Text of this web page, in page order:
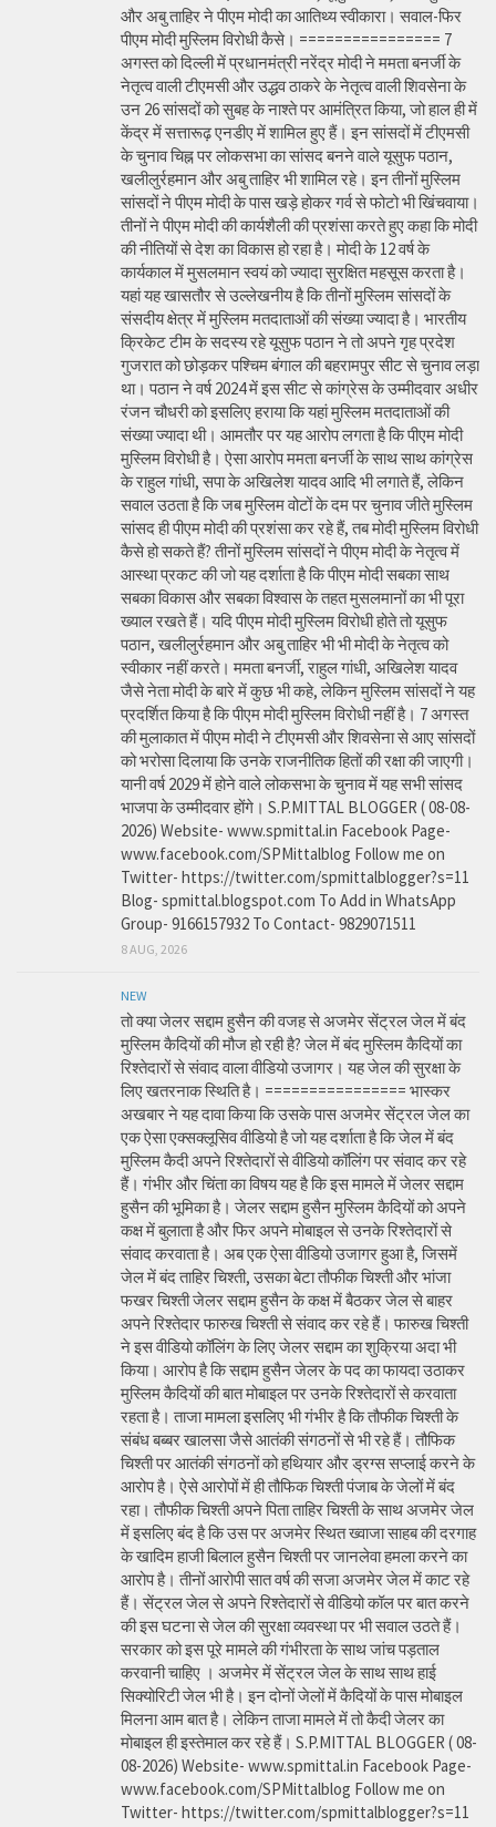
और अबु ताहिर ने पीएम मोदी का आतिथ्य स्वीकारा। सवाल-फिर
पीएम मोदी मुस्लिम विरोधी कैसे। ================ 7
अगस्त को दिल्ली में प्रधानमंत्री नरेंद्र मोदी ने ममता बनर्जी के
नेतृत्व वाली टीएमसी और उद्धव ठाकरे के नेतृत्व वाली शिवसेना के
उन 26 सांसदों को सुबह के नाश्ते पर आमंत्रित किया, जो हाल ही में
केंद्र में सत्तारूढ़ एनडीए में शामिल हुए हैं। इन सांसदों में टीएमसी
के चुनाव चिह्न पर लोकसभा का सांसद बनने वाले यूसुफ पठान,
खलीलुर्रहमान और अबु ताहिर भी शामिल रहे। इन तीनों मुस्लिम
सांसदों ने पीएम मोदी के पास खड़े होकर गर्व से फोटो भी खिंचवाया।
तीनों ने पीएम मोदी की कार्यशैली की प्रशंसा करते हुए कहा कि मोदी
की नीतियों से देश का विकास हो रहा है। मोदी के 12 वर्ष के
कार्यकाल में मुसलमान स्वयं को ज्यादा सुरक्षित महसूस करता है।
यहां यह खासतौर से उल्लेखनीय है कि तीनों मुस्लिम सांसदों के
संसदीय क्षेत्र में मुस्लिम मतदाताओं की संख्या ज्यादा है। भारतीय
क्रिकेट टीम के सदस्य रहे यूसुफ पठान ने तो अपने गृह प्रदेश
गुजरात को छोड़कर पश्चिम बंगाल की बहरामपुर सीट से चुनाव लड़ा
था। पठान ने वर्ष 2024 में इस सीट से कांग्रेस के उम्मीदवार अधीर
रंजन चौधरी को इसलिए हराया कि यहां मुस्लिम मतदाताओं की
संख्या ज्यादा थी। आमतौर पर यह आरोप लगता है कि पीएम मोदी
मुस्लिम विरोधी है। ऐसा आरोप ममता बनर्जी के साथ साथ कांग्रेस
के राहुल गांधी, सपा के अखिलेश यादव आदि भी लगाते हैं, लेकिन
सवाल उठता है कि जब मुस्लिम वोटों के दम पर चुनाव जीते मुस्लिम
सांसद ही पीएम मोदी की प्रशंसा कर रहे हैं, तब मोदी मुस्लिम विरोधी
कैसे हो सकते हैं? तीनों मुस्लिम सांसदों ने पीएम मोदी के नेतृत्व में
आस्था प्रकट की जो यह दर्शाता है कि पीएम मोदी सबका साथ
सबका विकास और सबका विश्वास के तहत मुसलमानों का भी पूरा
ख्याल रखते हैं। यदि पीएम मोदी मुस्लिम विरोधी होते तो यूसुफ
पठान, खलीलुर्रहमान और अबु ताहिर भी भी मोदी के नेतृत्व को
स्वीकार नहीं करते। ममता बनर्जी, राहुल गांधी, अखिलेश यादव
जैसे नेता मोदी के बारे में कुछ भी कहे, लेकिन मुस्लिम सांसदों ने यह
प्रदर्शित किया है कि पीएम मोदी मुस्लिम विरोधी नहीं है। 7 अगस्त
की मुलाकात में पीएम मोदी ने टीएमसी और शिवसेना से आए सांसदों
को भरोसा दिलाया कि उनके राजनीतिक हितों की रक्षा की जाएगी।
यानी वर्ष 2029 में होने वाले लोकसभा के चुनाव में यह सभी सांसद
भाजपा के उम्मीदवार होंगे। S.P.MITTAL BLOGGER ( 08-08-
2026) Website- www.spmittal.in Facebook Page-
www.facebook.com/SPMittalblog Follow me on
Twitter- https://twitter.com/spmittalblogger?s=11
Blog- spmittal.blogspot.com To Add in WhatsApp
Group- 9166157932 To Contact- 9829071511
8 AUG, 2026
NEW
तो क्या जेलर सद्दाम हुसैन की वजह से अजमेर सेंट्रल जेल में बंद
मुस्लिम कैदियों की मौज हो रही है? जेल में बंद मुस्लिम कैदियों का
रिश्तेदारों से संवाद वाला वीडियो उजागर। यह जेल की सुरक्षा के
लिए खतरनाक स्थिति है। ================ भास्कर
अखबार ने यह दावा किया कि उसके पास अजमेर सेंट्रल जेल का
एक ऐसा एक्सक्लूसिव वीडियो है जो यह दर्शाता है कि जेल में बंद
मुस्लिम कैदी अपने रिश्तेदारों से वीडियो कॉलिंग पर संवाद कर रहे
हैं। गंभीर और चिंता का विषय यह है कि इस मामले में जेलर सद्दाम
हुसैन की भूमिका है। जेलर सद्दाम हुसैन मुस्लिम कैदियों को अपने
कक्ष में बुलाता है और फिर अपने मोबाइल से उनके रिश्तेदारों से
संवाद करवाता है। अब एक ऐसा वीडियो उजागर हुआ है, जिसमें
जेल में बंद ताहिर चिश्ती, उसका बेटा तौफीक चिश्ती और भांजा
फखर चिश्ती जेलर सद्दाम हुसैन के कक्ष में बैठकर जेल से बाहर
अपने रिश्तेदार फारुख चिश्ती से संवाद कर रहे हैं। फारुख चिश्ती
ने इस वीडियो कॉलिंग के लिए जेलर सद्दाम का शुक्रिया अदा भी
किया। आरोप है कि सद्दाम हुसैन जेलर के पद का फायदा उठाकर
मुस्लिम कैदियों की बात मोबाइल पर उनके रिश्तेदारों से करवाता
रहता है। ताजा मामला इसलिए भी गंभीर है कि तौफीक चिश्ती के
संबंध बब्बर खालसा जैसे आतंकी संगठनों से भी रहे हैं। तौफिक
चिश्ती पर आतंकी संगठनों को हथियार और ड्रग्स सप्लाई करने के
आरोप है। ऐसे आरोपों में ही तौफिक चिश्ती पंजाब के जेलों में बंद
रहा। तौफीक चिश्ती अपने पिता ताहिर चिश्ती के साथ अजमेर जेल
में इसलिए बंद है कि उस पर अजमेर स्थित ख्वाजा साहब की दरगाह
के खादिम हाजी बिलाल हुसैन चिश्ती पर जानलेवा हमला करने का
आरोप है। तीनों आरोपी सात वर्ष की सजा अजमेर जेल में काट रहे
हैं। सेंट्रल जेल से अपने रिश्तेदारों से वीडियो कॉल पर बात करने
की इस घटना से जेल की सुरक्षा व्यवस्था पर भी सवाल उठते हैं।
सरकार को इस पूरे मामले की गंभीरता के साथ जांच पड़ताल
करवानी चाहिए । अजमेर में सेंट्रल जेल के साथ साथ हाई
सिक्योरिटी जेल भी है। इन दोनों जेलों में कैदियों के पास मोबाइल
मिलना आम बात है। लेकिन ताजा मामले में तो कैदी जेलर का
मोबाइल ही इस्तेमाल कर रहे हैं। S.P.MITTAL BLOGGER ( 08-
08-2026) Website- www.spmittal.in Facebook Page-
www.facebook.com/SPMittalblog Follow me on
Twitter- https://twitter.com/spmittalblogger?s=11